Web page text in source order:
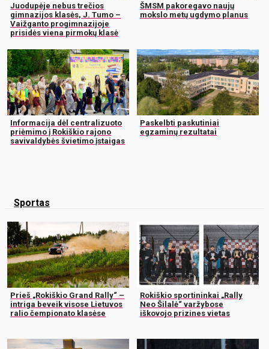
Juodupėje nebus trečios
gimnazijos klasės, J. Tumo –
Vaižganto progimnazijoje
prisidės viena pirmokų klasė
ŠMSM pakoregavo naujų
mokslo metų ugdymo planus
Informacija dėl centralizuoto
priėmimo į Rokiškio rajono
savivaldybės švietimo įstaigas
Paskelbti paskutiniai
egzaminų rezultatai
Sportas
Prieš „Rokiškio Grand Rally“ –
intriga beveik visose Lietuvos
ralio čempionato klasėse
Rokiškio sportininkai „Rally
Neo Šilalė“ varžybose
iškovojo prizines vietas